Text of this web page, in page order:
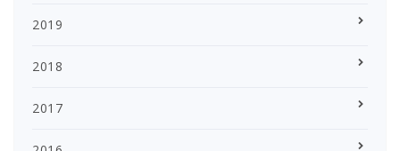
2019
2018
2017